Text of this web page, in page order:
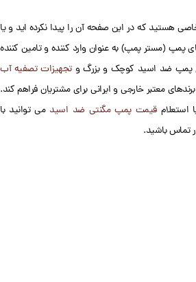
هستید که در این صفحه آن را پیدا نکرده اید و یا
پمپ (مستر پمپ) به عنوان وارد کننده و تامین کننده
پمپ ضد اسید کوچک و بزرگ وتجهیزات تصفیه آب
معتبر خارجی و ایرانی برای مشتریان فراهم کند.
استعلامقیمت پمپ مگنتی ضد اسید می توانید با
تماس باشید.